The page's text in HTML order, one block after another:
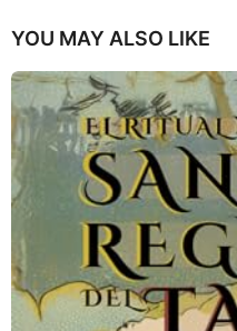
YOU MAY ALSO LIKE